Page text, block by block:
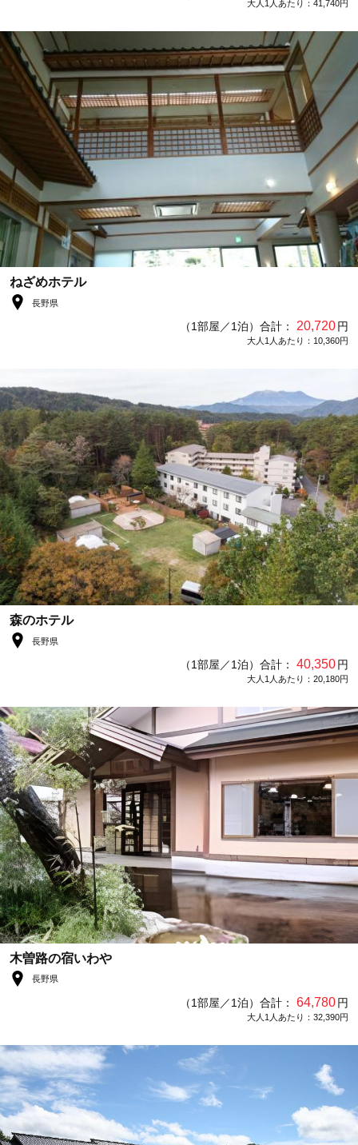
大人1人あたり：41,740円
ねざめホテル
長野県
（1部屋／1泊）合計： 20,720円
大人1人あたり：10,360円
森のホテル
長野県
（1部屋／1泊）合計： 40,350円
大人1人あたり：20,180円
木曽路の宿いわや
長野県
（1部屋／1泊）合計： 64,780円
大人1人あたり：32,390円